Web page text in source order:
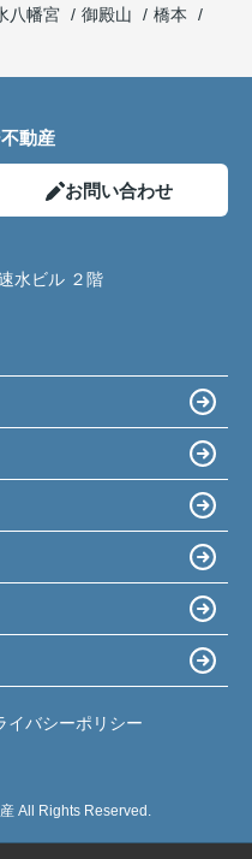
八幡宮 御殿山
橋本
動産
お問い合わせ
水ビル ２階
イバシーポリシー
All Rights Reserved.